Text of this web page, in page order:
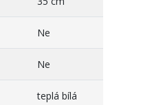
Ne
Ne
teplá bílá